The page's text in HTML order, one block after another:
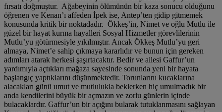
fırsatı doğmuştur. Ağabeyinin ölümünün bir kaza sonucu olduğunu
öğrenen ve Kenan’ı affeden İpek ise, Antep’ten gidip gitmemek
konusunda kritik bir noktadadır. Ökkeş’in, Nimet ve oğlu Mutlu ile
güzel bir hayat kurma hayalleri Sosyal Hizmetler görevlilerinin
Mutlu’yu götürmesiyle yıkılmıştır. Ancak Ökkeş Mutlu’yu geri
almaya, Nimet’e sahip çıkmaya kararlıdır ve bunun için gereken
adımları atarak herkesi şaşırtacaktır. Bedir ve ailesi Gaffur’un
yardımıyla açtıkları mağaza sayesinde sonunda yeni bir hayata
başlangıç yaptıklarını düşünmektedir. Torunlarını kucaklarına
alacakları günü umut ve mutlulukla beklerken hiç umulmadık bir
anda kendilerini büyük bir açmazın ve zorlu günlerin içinde
bulacaklardır. Gaffur’un bir açığını bularak tutuklanmasını sağlayan